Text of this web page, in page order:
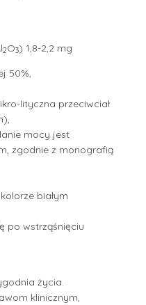
2O3) 1,8-2,2 mg
50%,
lityczna przeciwciał
mocy jest
zgodnie z monografią
białym
po wstrząśnięciu
życia.
klinicznym,